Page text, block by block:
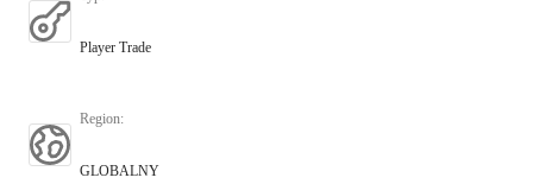
Player Trade
Region:
GLOBALNY